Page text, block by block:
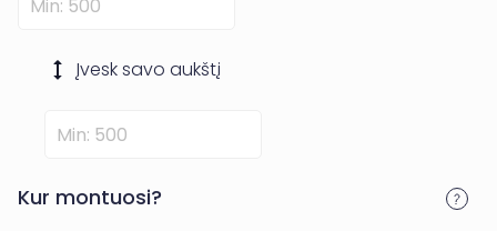
Įvesk savo aukštį
Kur montuosi?